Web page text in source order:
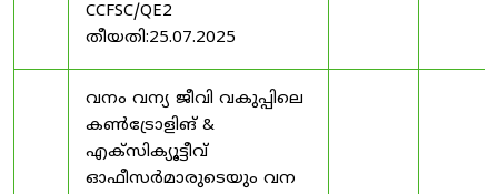
CCFSC/QE2
തീയതി:25.07.2025
വനം വന്യ ജീവി വകുപ്പിലെ
കൺട്രോളിങ് &
എക്സിക്യൂട്ടീവ്
ഓഫീസർമാരുടെയും വന